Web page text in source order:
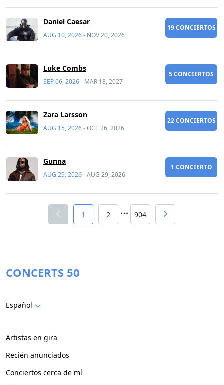
Daniel Caesar
AUG 10, 2026- NOV 20, 2026
19 CONCIERTOS
Luke Combs
SEP 06, 2026- MAR 18, 2027
5 CONCIERTOS
Zara Larsson
AUG 15, 2026-OCT 26, 2026
22 CONCIERTOS
Gunna
AUG 29, 2026-AUG 29, 2026
1 CONCIERTO
1 2 904
CONCERTS 50
Español
Artistas en gira
Recién anunciados
Conciertos cerca de mí